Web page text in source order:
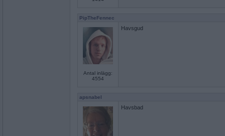
PipTheFennec
Antal inlägg:
4554
Havsgud
apsnabel
Havsbad